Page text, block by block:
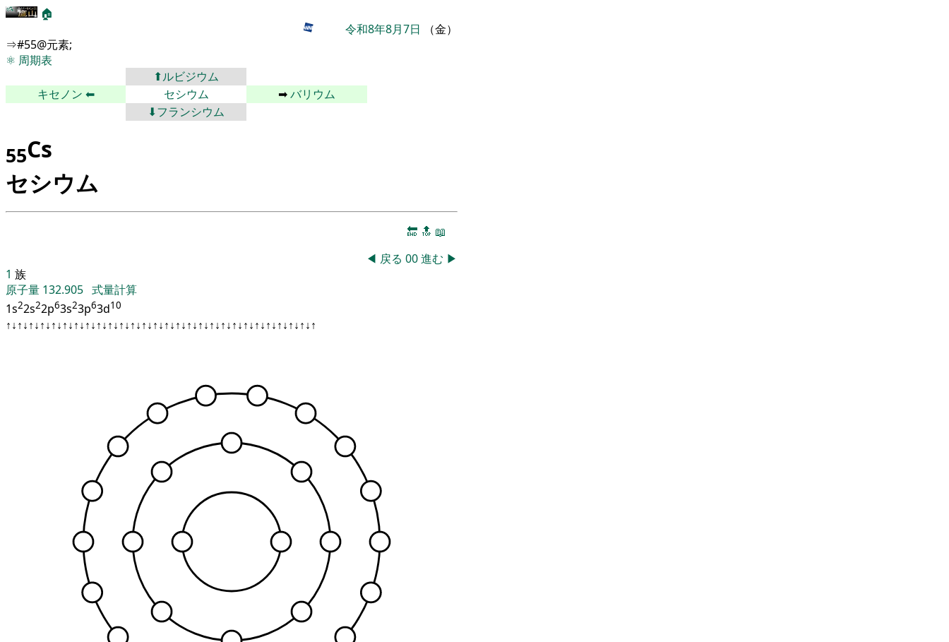
🏠
令和8年8月7日 （金）
⇒#55@元素;
⚛ 周期表
⬆ルビジウム
キセノン ⬅ セシウム ➡バリウム
⬇フランシウム
55Cs
セシウム
🔚 🔝 📖
◀ 戻る 00進む ▶
1 族
原子量 132.905 式量計算
1s22s22p63s23p63d10
↑↓↑↓↑↓↑↓↑↓↑↓↑↓↑↓↑↓↑↓↑↓↑↓↑↓↑↓↑↓↑↓↑↓↑↓↑↓↑↓↑↓↑↓↑↓↑↓↑↓↑↓↑↓↑